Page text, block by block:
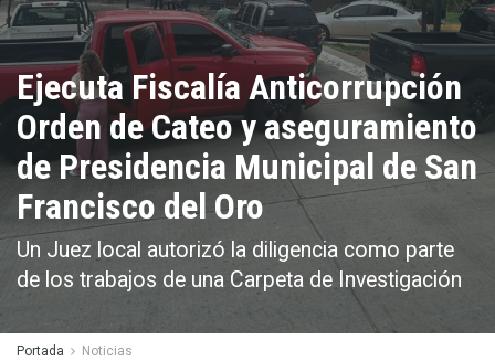
Ejecuta Fiscalía Anticorrupción
Orden de Cateo y aseguramiento
de Presidencia Municipal de San
Francisco del Oro
Un Juez local autorizó la diligencia como parte
de los trabajos de una Carpeta de Investigación
Portada Noticias